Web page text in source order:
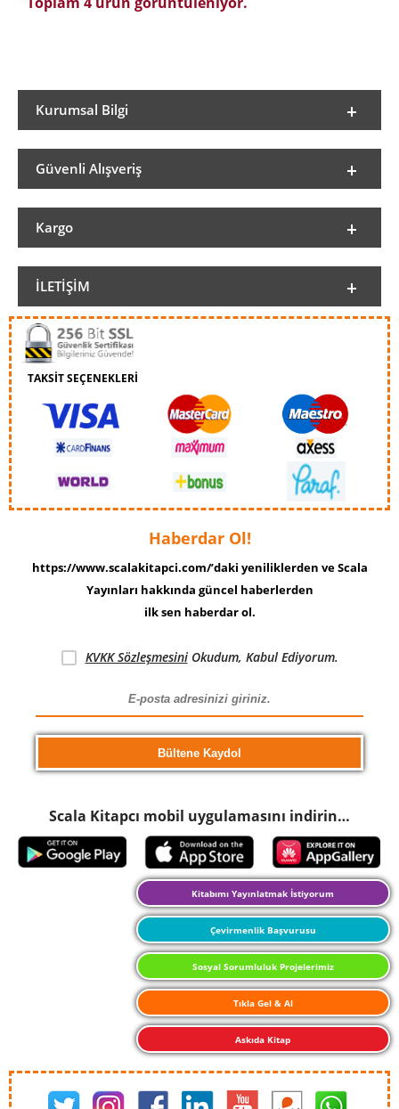
Kurumsal Bilgi
Güvenli Alışveriş
Kargo
İLETIŞIM
TAKSİT SEÇENEKLERİ
Haberdar Ol!
https://www.scalakitapci.com/’daki yeniliklerden ve Scala
Yayınları hakkında güncel haberlerden
ilk sen haberdar ol.
KVKK SözleşmesiniOkudum, Kabul Ediyorum.
Scala Kitapcı mobil uygulamasını indirin…
Kitabımı Yayınlatmak İstiyorum
Çevirmenlik Başvurusu
Sosyal Sorumluluk Projelerimiz
Tıkla Gel & Al
Askıda Kitap